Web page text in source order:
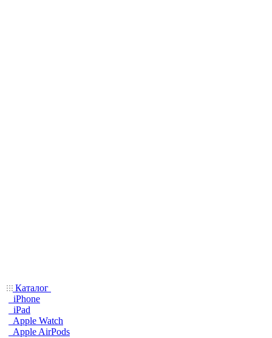
Каталог
iPhone
iPad
Apple Watch
Apple AirPods